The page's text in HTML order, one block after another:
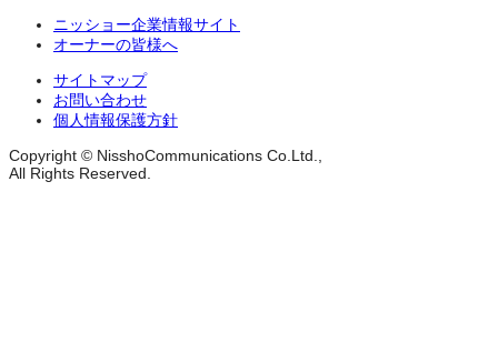
ニッショー企業情報サイト
オーナーの皆様へ
サイトマップ
お問い合わせ
個人情報保護方針
Copyright © NisshoCommunications Co.Ltd.,
All Rights Reserved.